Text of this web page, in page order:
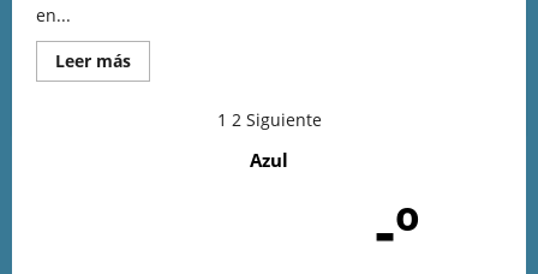
en...
Leer más
1 2 Siguiente
Azul
-º